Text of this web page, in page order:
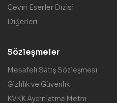
Çeviri Eserler Dizisi
Diğerleri
Sözleşmeler
Mesafeli Satış Sözleşmesi
Gizlilik ve Güvenlik
KVKK Aydınlatma Metni